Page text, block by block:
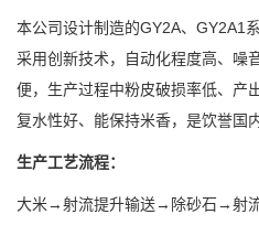
本公司设计制造的GY2A、GY2A1
采用创新技术，自动化程度高、噪
便，生产过程中粉皮破损率低、产
复水性好、能保持米香，是饮誉国
生产工艺流程：
大米→射流提升输送→除砂石→射